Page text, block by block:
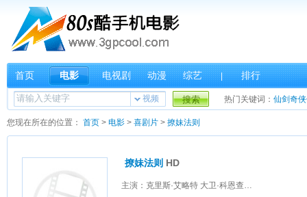
首页 电影 电视剧 动漫 综艺 排行
视频 搜索 热门关键词： 仙剑奇
您现在所在的位置： 首页 > 电影 > 喜剧片 > 撩妹法则
撩妹法则 HD
主演：克里斯·艾略特 大卫·科恩查内 凯特·弗兰纳里 克里斯·卡坦 Meghan Roberts 布赖恩·安东尼·威尔逊